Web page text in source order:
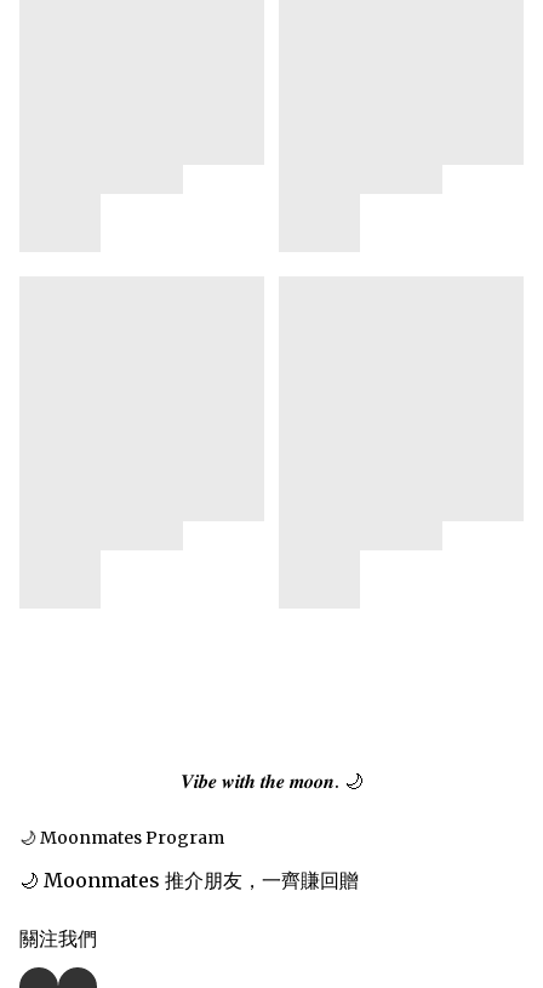
𝑽𝒊𝒃𝒆 𝒘𝒊𝒕𝒉 𝒕𝒉𝒆 𝒎𝒐𝒐𝒏. 🌙
🌙 Moonmates Program
🌙 Moonmates 推介朋友，一齊賺回贈
關注我們